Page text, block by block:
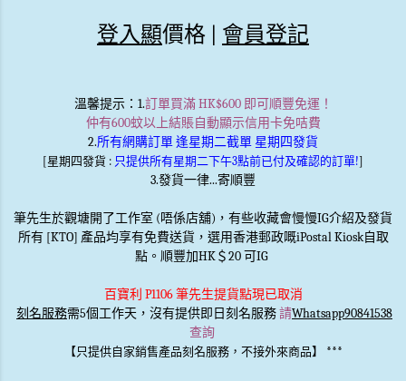
登入顯價格 | 會員登記
溫馨提示：1.訂單買滿 HK$600 即可順豐免運！
仲有600蚊以上結賬自動顯示信用卡免咭費
2.所有網購訂單 逢星期二截單 星期四發貨
[星期四發貨 : 只提供所有星期二下午3點前已付及確認的訂單!]
3.發貨一律...寄順豐
筆先生於觀塘開了工作室 (唔係店舖)，有些收藏會慢慢IG介紹及發貨
所有 [KTO] 產品均享有免費送貨，選用香港郵政嘅iPostal Kiosk自取
點。順豐加HK＄20 可IG
百寶利 P1106 筆先生提貨點現已取消
刻名服務需5個工作天，沒有提供即日刻名服務請Whatsapp90841538
查詢
【只提供自家銷售產品刻名服務，不接外來商品】 ***